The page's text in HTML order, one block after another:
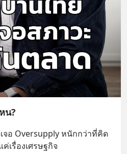
น?
จอ Oversupply หนักกว่าที่คิด
เรื่องเศรษฐกิจ